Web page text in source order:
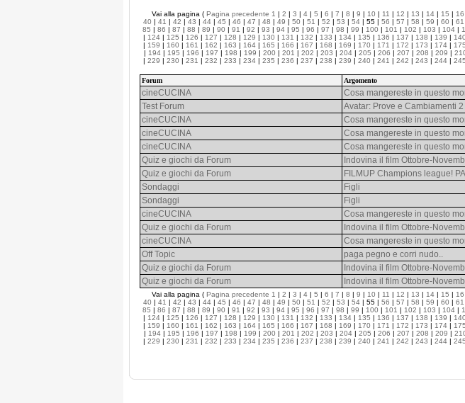
Vai alla pagina ( Pagina precedente 1 | 2 | 3 | 4 | 5 | 6 | 7 | 8 | 9 | 10 | 11 | 12 | 13 | 14 | 15 | 16
40 | 41 | 42 | 43 | 44 | 45 | 46 | 47 | 48 | 49 | 50 | 51 | 52 | 53 | 54 | 55 | 56 | 57 | 58 | 59 | 60 | 61
85 | 86 | 87 | 88 | 89 | 90 | 91 | 92 | 93 | 94 | 95 | 96 | 97 | 98 | 99 | 100 | 101 | 102 | 103 | 104 |
| 124 | 125 | 126 | 127 | 128 | 129 | 130 | 131 | 132 | 133 | 134 | 135 | 136 | 137 | 138 | 139 | 140
| 159 | 160 | 161 | 162 | 163 | 164 | 165 | 166 | 167 | 168 | 169 | 170 | 171 | 172 | 173 | 174 | 175
| 194 | 195 | 196 | 197 | 198 | 199 | 200 | 201 | 202 | 203 | 204 | 205 | 206 | 207 | 208 | 209 |
| 229 | 230 | 231 | 232 | 233 | 234 | 235 | 236 | 237 | 238 | 239 | 240 | 241 | 242 | 243 | 244 | 245
Forum
Argomento
cineCUCINA Cosa mangereste in questo
Test Forum
Avatar: Prove e Cambiamenti 2
cineCUCINA
Cosa mangereste in questo
cineCUCINA
Cosa mangereste in questo
cineCUCINA
Cosa mangereste in questo
Quiz e giochi da Forum
Indovina il film Ottobre-
Quiz e giochi da Forum
FILMUP Champions league!
Sondaggi
Figli
Sondaggi
Figli
cineCUCINA
Cosa mangereste in questo
Quiz e giochi da Forum
Indovina il film Ottobre-
cineCUCINA
Cosa mangereste in questo
Off Topic
paga pegno e corri nudo..
Quiz e giochi da Forum
Indovina il film Ottobre-
Quiz e giochi da Forum
Indovina il film Ottobre-
Vai alla pagina ( Pagina precedente 1 | 2 | 3 | 4 | 5 | 6 | 7 | 8 | 9 | 10 | 11 | 12 | 13 | 14 | 15 | 16
40 | 41 | 42 | 43 | 44 | 45 | 46 | 47 | 48 | 49 | 50 | 51 | 52 | 53 | 54 | 55 | 56 | 57 | 58 | 59 | 60 | 61
85 | 86 | 87 | 88 | 89 | 90 | 91 | 92 | 93 | 94 | 95 | 96 | 97 | 98 | 99 | 100 | 101 | 102 | 103 | 104 |
| 124 | 125 | 126 | 127 | 128 | 129 | 130 | 131 | 132 | 133 | 134 | 135 | 136 | 137 | 138 | 139 | 140
| 159 | 160 | 161 | 162 | 163 | 164 | 165 | 166 | 167 | 168 | 169 | 170 | 171 | 172 | 173 | 174 | 175
| 194 | 195 | 196 | 197 | 198 | 199 | 200 | 201 | 202 | 203 | 204 | 205 | 206 | 207 | 208 | 209 |
| 229 | 230 | 231 | 232 | 233 | 234 | 235 | 236 | 237 | 238 | 239 | 240 | 241 | 242 | 243 | 244 | 245